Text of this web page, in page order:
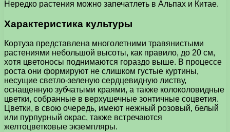
Нередко растения можно запечатлеть в Альпах и Китае.
Характеристика культуры
Кортуза представлена многолетними травянистыми
растениями небольшой высоты, как правило, до 20 см,
хотя цветоносы поднимаются гораздо выше. В процессе
роста они формируют не слишком густые куртины,
несущие светло-зеленую сердцевидную листву,
оснащенную зубчатыми краями, а также колоколовидные
цветки, собранные в верхушечные зонтичные соцветия.
Цветки, в свою очередь, имеют нежный розовый, белый
или пурпурный окрас, также встречаются
желтоцветковые экземпляры.